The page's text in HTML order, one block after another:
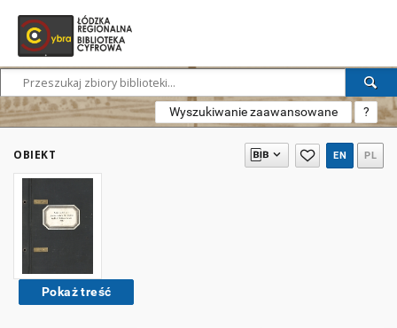
Wyszukiwanie zaawansowane ?
OBIEKT EN PL
Pokaż treść